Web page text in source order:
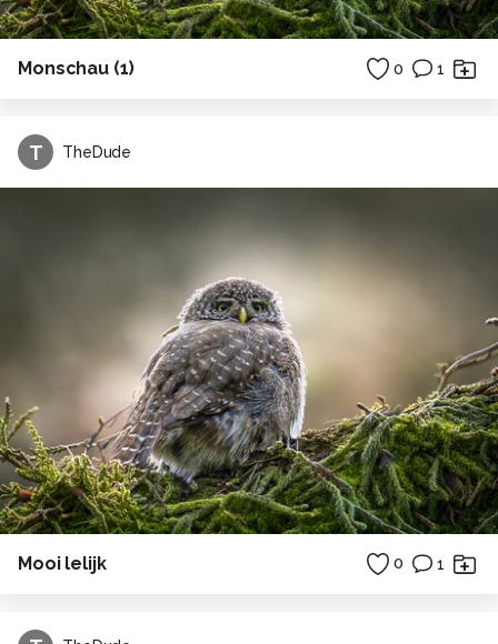
Monschau (1) 0 1
T TheDude
Mooi lelijk 0 1